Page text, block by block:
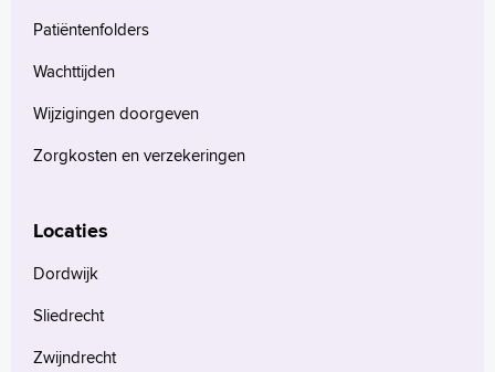
Patiëntenfolders
Wachttijden
Wijzigingen doorgeven
Zorgkosten en verzekeringen
Locaties
Dordwijk
Sliedrecht
Zwijndrecht